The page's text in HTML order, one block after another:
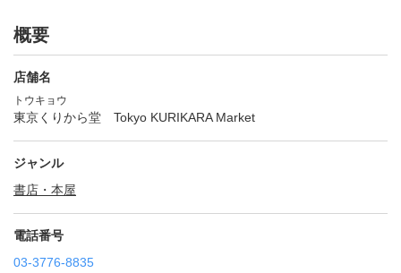
概要
店舗名
トウキョウ
東京くりから堂 Tokyo KURIKARA Market
ジャンル
書店・本屋
電話番号
03-3776-8835